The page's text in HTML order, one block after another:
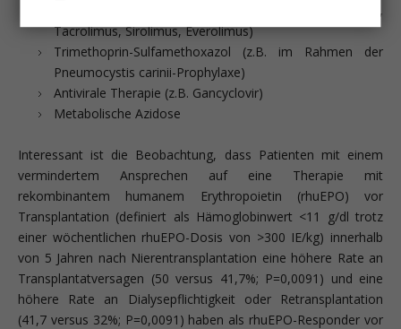
Immunsuppression (Mycophenolat Mofetil, Azathioprin,
Tacrolimus, Sirolimus, Everolimus)
Trimethoprin-Sulfamethoxazol (z.B. im Rahmen der
Pneumocystis carinii-Prophylaxe)
Antivirale Therapie (z.B. Gancyclovir)
Metabolische Azidose
Interessant ist die Beobachtung, dass Patienten mit einem
vermindertem Ansprechen auf eine Therapie mit
rekombinantem humanem Erythropoietin (rhuEPO) vor
Transplantation (definiert als Hämoglobinwert <11 g/dl trotz
einer wöchentlichen rhuEPO-Dosis von >300 IE/kg) innerhalb
von 5 Jahren nach Nierentransplantation eine höhere Rate an
Transplantatversagen (50 versus 41,7%; P=0,0091) und eine
höhere Rate an Dialysepflichtigkeit oder Retransplantation
(41,7 versus 32%; P=0,0091) haben als rhuEPO-Responder vor